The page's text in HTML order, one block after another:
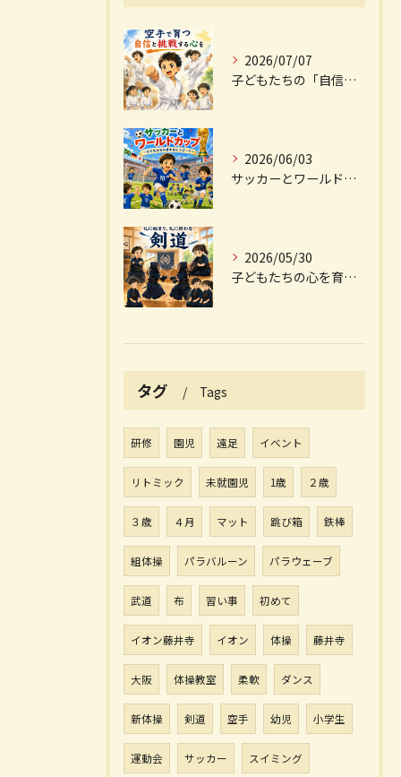
2026/07/07
子どもたちの「自信」と「挑戦する心」を育む空手
2026/06/03
サッカーとワールドカップ ～子どもたちの夢を育むスポーツ～
2026/05/30
子どもたちの心を育てる剣道
タグ Tags
研修 園児 遠足 イベント
リトミック 未就園児 1歳 ２歳
３歳 ４月 マット 跳び箱 鉄棒
組体操 パラバルーン パラウェーブ
武道 布 習い事 初めて
イオン藤井寺 イオン 体操 藤井寺
大阪 体操教室 柔軟 ダンス
新体操 剣道 空手 幼児 小学生
運動会 サッカー スイミング